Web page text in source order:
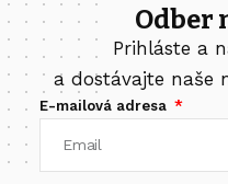
Odber
Prihláste a
a dostávajte naše
E-mailová adresa